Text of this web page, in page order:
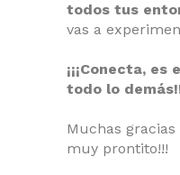
todos tus
vas a
¡¡¡Conecta,
todo lo
Muchas
muy prontito!!!